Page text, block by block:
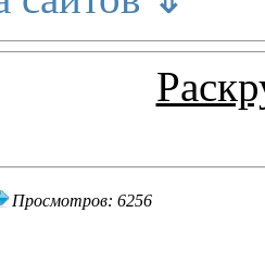
Просмотров: 6256